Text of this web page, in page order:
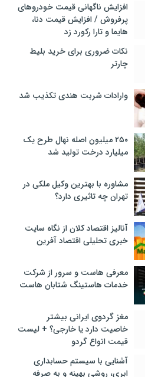
افزایش ناگهانی قیمت خودروهای
پرفروش / افزایش قیمت دنا،
هایما و تارا رکورد زد
نکات ضروری برای خرید بلیط
چارتر
وارادات شربت هندی تکذیب شد
۲۵۰ میلیون اصله نهال طرح یک
میلیارد درخت تولید شد
مشاوره با بهترین وکیل ملکی در
تهران چه تاثیری دارد؟
آنالیز اقتصاد کلان از نگاه سایت
خبری تحلیلی اقتصاد آفرین
معرفی هاست و سرور از شرکت
خدمات هاستینگ شتابان هاست
مغز گردوی ایرانی بیشتر
خاصیت دارد یا خارجی؟ + لیست
قیمت انواع گردو
آشنایی با سیستم حسابداری
ابری، روشی بهینه و به صرفه